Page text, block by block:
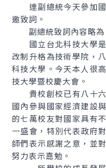
連副總統今天參加國
邀致詞。
副總統致詞內容略為
國立台北科技大學是
改制升格為技術學院，
科技大學。今天本人很
技大學暨校慶大會。
貴校創校已有八十六
國內參與國家經濟建設
的七萬校友對國家具有
一盛會，特別代表政府
師們表示感謝之意，並
努力表示嘉勉。